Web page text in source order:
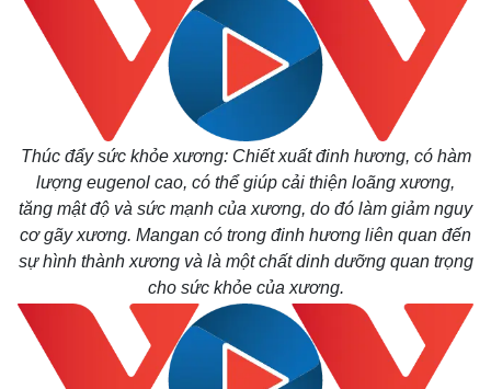
Quan sát
Cuộc sống đó đây
Hồ sơ
Video
E-Magazine
Infographic
Thúc đẩy sức khỏe xương: Chiết xuất đinh hương, có hàm
lượng eugenol cao, có thể giúp cải thiện loãng xương,
tăng mật độ và sức mạnh của xương, do đó làm giảm nguy
cơ gãy xương. Mangan có trong đinh hương liên quan đến
sự hình thành xương và là một chất dinh dưỡng quan trọng
cho sức khỏe của xương.